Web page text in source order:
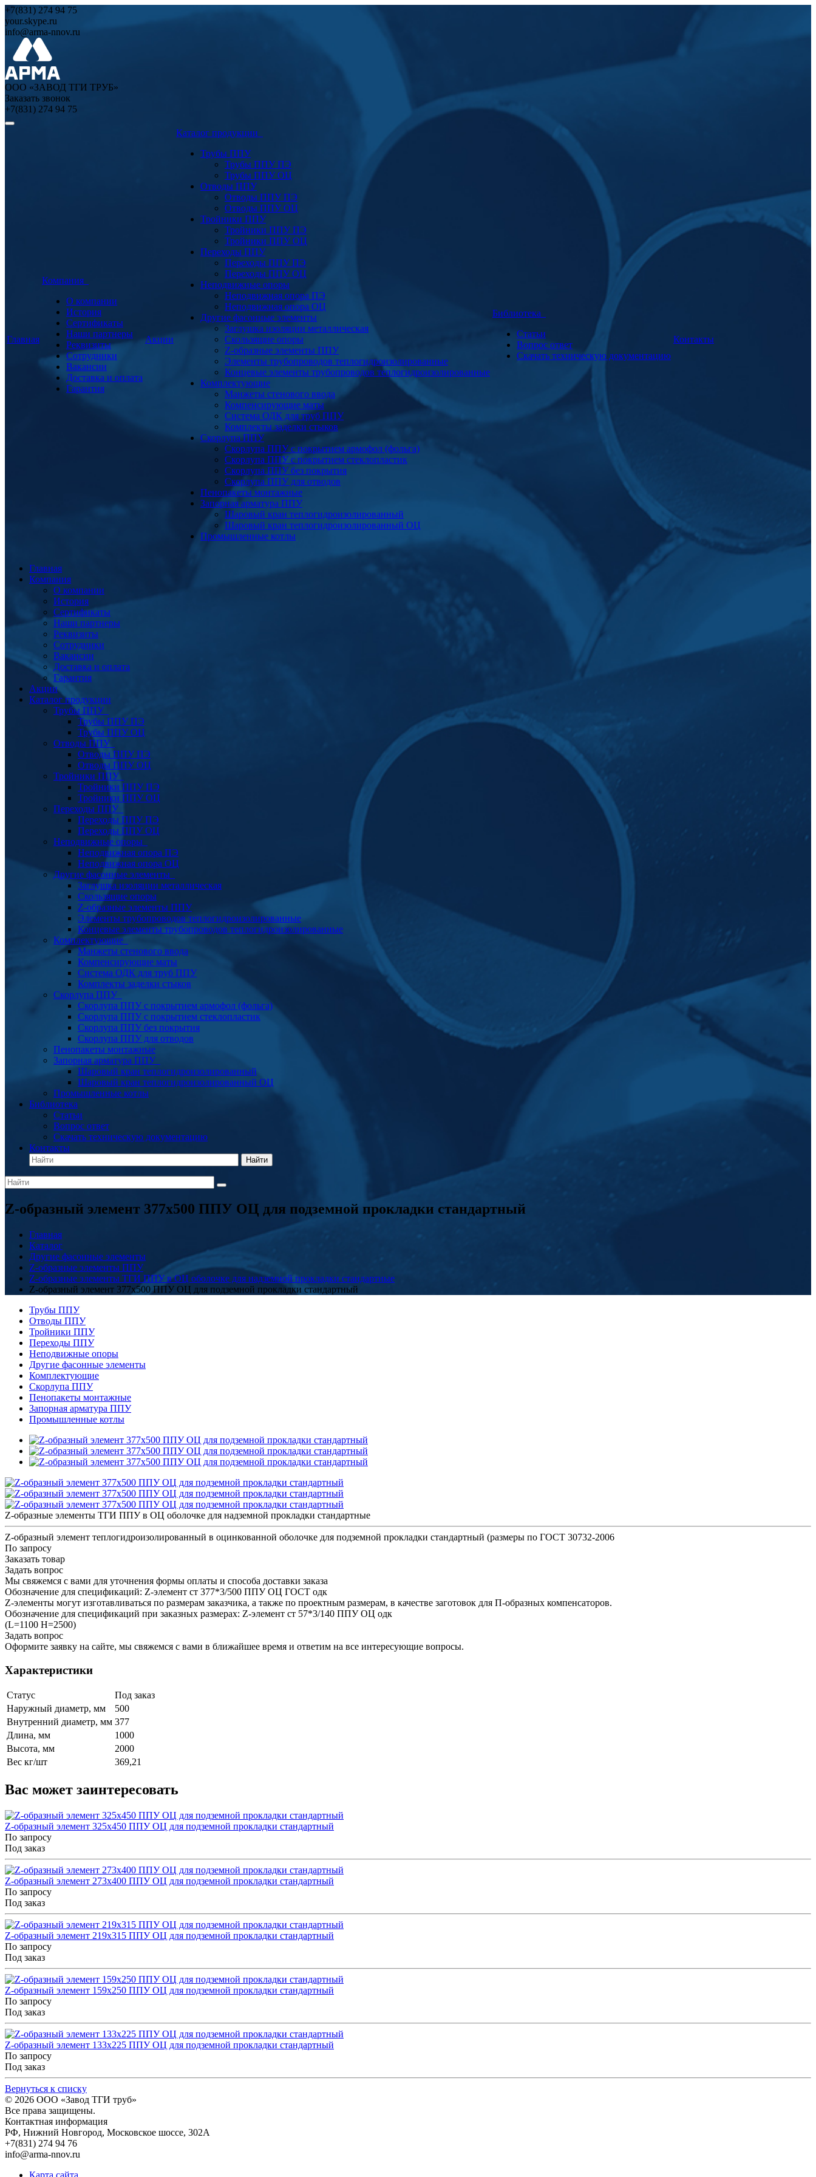
+7(831) 274 94 75
your.skype.ru
info@arma-nnov.ru
ООО «ЗАВОД ТГИ ТРУБ»
Заказать звонок
+7(831) 274 94 75
Главная
Компания
О компании
История
Сертификаты
Наши партнеры
Реквизиты
Сотрудники
Вакансии
Доставка и оплата
Гарантия
Акции
Каталог продукции
Трубы ППУ
Трубы ППУ ПЭ
Трубы ППУ ОЦ
Отводы ППУ
Отводы ППУ ПЭ
Отводы ППУ ОЦ
Тройники ППУ
Тройники ППУ ПЭ
Тройники ППУ ОЦ
Переходы ППУ
Переходы ППУ ПЭ
Переходы ППУ ОЦ
Неподвижные опоры
Неподвижная опора ПЭ
Неподвижная опора ОЦ
Другие фасонные элементы
Заглушка изоляции металлическая
Скользящие опоры
Z-образные элементы ППУ
Элементы трубопроводов теплогидроизолированные
Концевые элементы трубопроводов теплогидроизолированные
Комплектующие
Манжеты стенового ввода
Компенсирующие маты
Система ОДК для труб ППУ
Комплекты заделки стыков
Скорлупа ППУ
Скорлупа ППУ с покрытием армофол (фольга)
Скорлупа ППУ с покрытием стеклопластик
Скорлупа ППУ без покрытия
Скорлупа ППУ для отводов
Пенопакеты монтажные
Запорная арматура ППУ
Шаровый кран теплогидроизолированный
Шаровый кран теплогидроизолированный ОЦ
Промышленные котлы
Библиотека
Статьи
Вопрос ответ
Скачать техническую документацию
Контакты
Главная
Компания
О компании
История
Сертификаты
Наши партнеры
Реквизиты
Сотрудники
Вакансии
Доставка и оплата
Гарантия
Акции
Каталог продукции
Трубы ППУ
Трубы ППУ ПЭ
Трубы ППУ ОЦ
Отводы ППУ
Отводы ППУ ПЭ
Отводы ППУ ОЦ
Тройники ППУ
Тройники ППУ ПЭ
Тройники ППУ ОЦ
Переходы ППУ
Переходы ППУ ПЭ
Переходы ППУ ОЦ
Неподвижные опоры
Неподвижная опора ПЭ
Неподвижная опора ОЦ
Другие фасонные элементы
Заглушка изоляции металлическая
Скользящие опоры
Z-образные элементы ППУ
Элементы трубопроводов теплогидроизолированные
Концевые элементы трубопроводов теплогидроизолированные
Комплектующие
Манжеты стенового ввода
Компенсирующие маты
Система ОДК для труб ППУ
Комплекты заделки стыков
Скорлупа ППУ
Скорлупа ППУ с покрытием армофол (фольга)
Скорлупа ППУ с покрытием стеклопластик
Скорлупа ППУ без покрытия
Скорлупа ППУ для отводов
Пенопакеты монтажные
Запорная арматура ППУ
Шаровый кран теплогидроизолированный
Шаровый кран теплогидроизолированный ОЦ
Промышленные котлы
Библиотека
Статьи
Вопрос ответ
Скачать техническую документацию
Контакты
Найти
Z-образный элемент 377x500 ППУ ОЦ для подземной прокладки стандартный
Главная
Каталог
Другие фасонные элементы
Z-образные элементы ППУ
Z-образные элементы ТГИ ППУ в ОЦ оболочке для надземной прокладки стандартные
Z-образный элемент 377x500 ППУ ОЦ для подземной прокладки стандартный
Трубы ППУ
Отводы ППУ
Тройники ППУ
Переходы ППУ
Неподвижные опоры
Другие фасонные элементы
Комплектующие
Скорлупа ППУ
Пенопакеты монтажные
Запорная арматура ППУ
Промышленные котлы
Z-образные элементы ТГИ ППУ в ОЦ оболочке для надземной прокладки стандартные
Z-образный элемент теплогидроизолированный в оцинкованной оболочке для подземной прокладки стандартный (размеры по ГОСТ 30732-2006
По запросу
Заказать товар
Задать вопрос
Мы свяжемся с вами для уточнения формы оплаты и способа доставки заказа
Обозначение для спецификаций: Z-элемент ст 377*3/500 ППУ ОЦ ГОСТ одк
Z-элементы могут изготавливаться по размерам заказчика, а также по проектным размерам, в качестве заготовок для П-образных компенсаторов.
Обозначение для спецификаций при заказных размерах: Z-элемент ст 57*3/140 ППУ ОЦ одк
(L=1100 H=2500)
Задать вопрос
Оформите заявку на сайте, мы свяжемся с вами в ближайшее время и ответим на все интересующие вопросы.
Характеристики
Статус
Под заказ
Наружный диаметр, мм
500
Внутренний диаметр, мм 377
Длина, мм
1000
Высота, мм
2000
Вес кг/шт
369,21
Вас может заинтересовать
Z-образный элемент 325x450 ППУ ОЦ для подземной прокладки стандартный
По запросу
Под заказ
Z-образный элемент 273x400 ППУ ОЦ для подземной прокладки стандартный
По запросу
Под заказ
Z-образный элемент 219x315 ППУ ОЦ для подземной прокладки стандартный
По запросу
Под заказ
Z-образный элемент 159x250 ППУ ОЦ для подземной прокладки стандартный
По запросу
Под заказ
Z-образный элемент 133x225 ППУ ОЦ для подземной прокладки стандартный
По запросу
Под заказ
Вернуться к списку
© 2026 ООО «Завод ТГИ труб»
Все права защищены.
Контактная информация
РФ, Нижний Новгород, Московское шоссе, 302А
+7(831) 274 94 76
info@arma-nnov.ru
Карта сайта